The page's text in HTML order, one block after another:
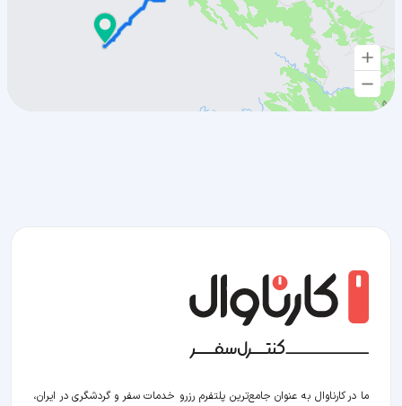
ما در کارناوال به عنوان جامع‌ترین پلتفرم رزرو خدمات سفر و گردشگری در ایران،